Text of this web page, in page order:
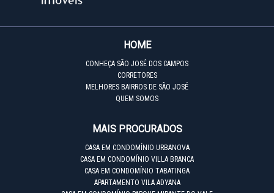
HOME
CONHEÇA SÃO JOSÉ DOS CAMPOS
CORRETORES
MELHORES BAIRROS DE SÃO JOSÉ
QUEM SOMOS
MAIS PROCURADOS
CASA EM CONDOMÍNIO URBANOVA
CASA EM CONDOMÍNIO VILLA BRANCA
CASA EM CONDOMÍNIO TABATINGA
APARTAMENTO VILA ADYANA